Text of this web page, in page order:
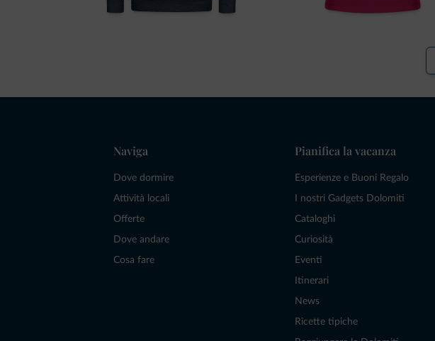
Naviga
Dove dormire
Attività locali
Offerte
Dove andare
Cosa fare
Pianifica la vacanza
Esperienze e Buoni Regalo
I nostri Gadgets Dolomiti
Cataloghi
Curiosità
Eventi
Itinerari
News
Ricette tipiche